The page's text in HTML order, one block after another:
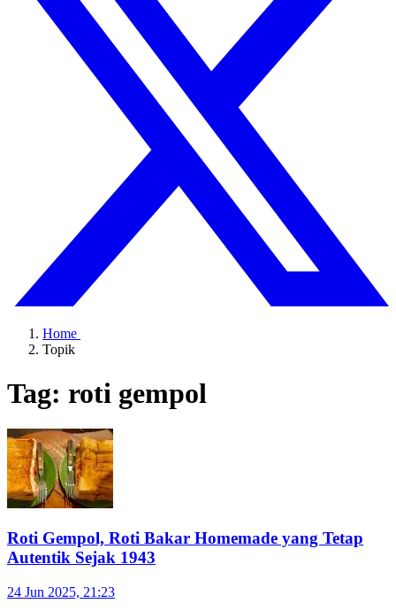
Home
Topik
Tag: roti gempol
Roti Gempol, Roti Bakar Homemade yang Tetap
Autentik Sejak 1943
24 Jun 2025, 21:23